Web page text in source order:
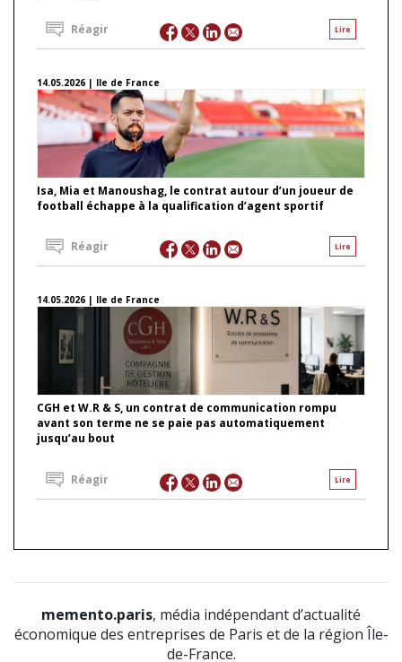
Lire
Réagir
14.05.2026 | Ile de France
Isa, Mia et Manoushag, le contrat autour d’un joueur de
football échappe à la qualification d’agent sportif
Lire
Réagir
14.05.2026 | Ile de France
CGH et W.R & S, un contrat de communication rompu
avant son terme ne se paie pas automatiquement
jusqu’au bout
Lire
Réagir
memento.paris, média indépendant d’actualité
économique des entreprises de Paris et de la région Île-
de-France.